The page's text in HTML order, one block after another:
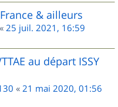
& ailleurs
« 25 juil. 2021, 16:59
au départ ISSY
« 21 mai 2020, 01:56